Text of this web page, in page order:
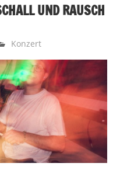
UND RAUSCH
Konzert